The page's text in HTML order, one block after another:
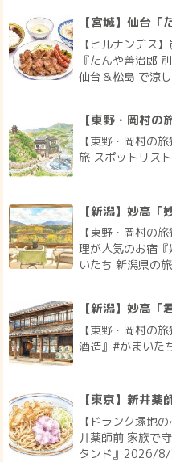
【宮城】仙台「
【ヒルナンデス
『たんや善治郎
仙台＆松島 で涼
【東野・岡村の
【東野・岡村の
旅 スポットリ
【新潟】妙高「
【東野・岡村の
理が人気のお宿
いたち 新潟県の
【新潟】妙高「
【東野・岡村の
酒造』#かまい
【東京】新井薬
【ドランク塚地
井薬師前 家族で
タンド』2026/